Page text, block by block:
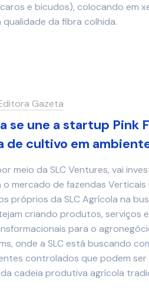
e bicudos), colocando em
qualidade da fibra colhida.
Gazeta
se une a startup Pink
de cultivo em
meio da SLC Ventures, vai
o mercado de fazendas
próprios da SLC Agrícola na
criando produtos, serviços
para o
onde a SLC está buscando
controlados que podem
cadeia produtiva agrícola